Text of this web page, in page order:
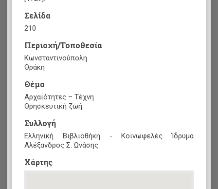
Σελίδα
210
Περιοχή/Τοποθεσία
Κωνσταντινούπολη
Θράκη
Θέμα
Αρχαιότητες – Τέχνη
Θρησκευτική ζωή
Συλλογή
Ελληνική Βιβλιοθήκη - Κοινωφελές Ίδρυμα
Αλέξανδρος Σ. Ωνάσης
Xάρτης